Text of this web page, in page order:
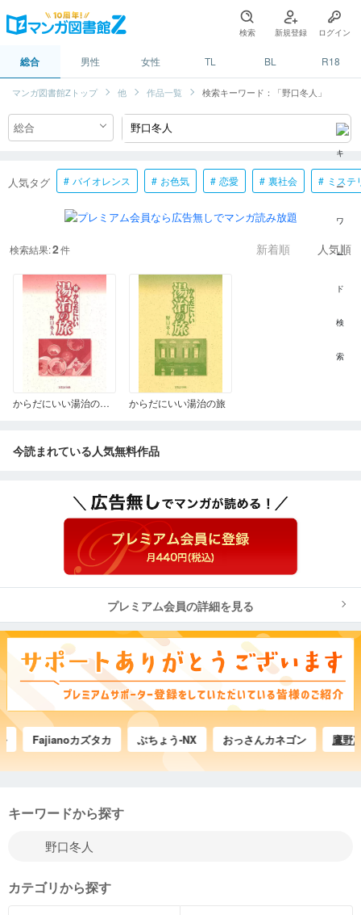
検索 新規登録 ログイン
総合 男性 女性 TL BL R18
マンガ図書館Zトップ 他 作品一覧 検索キーワード：「野口冬人」
人気タグ バイオレンス お色気 恋愛 裏社会 ミステ
検索結果:2件 新着順 人気順
からだにいい湯治の旅 続 からだにいい湯治の旅
今読まれている人気無料作品
プレミアム会員の詳細を見る
Fajianoカズタカ ぶちょう-NX おっさんカネゴン 鷹野凌
キーワードから探す
カテゴリから探す